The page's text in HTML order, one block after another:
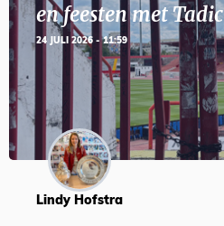
en feesten met Tadic
24 JULI 2026 - 11:59
Lindy Hofstra